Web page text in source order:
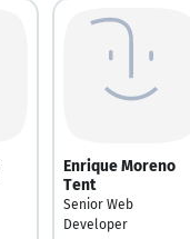
Enrique Moreno
Tent
Senior Web
Developer